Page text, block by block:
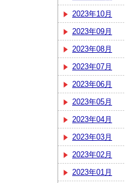
2023年10月
2023年09月
2023年08月
2023年07月
2023年06月
2023年05月
2023年04月
2023年03月
2023年02月
2023年01月